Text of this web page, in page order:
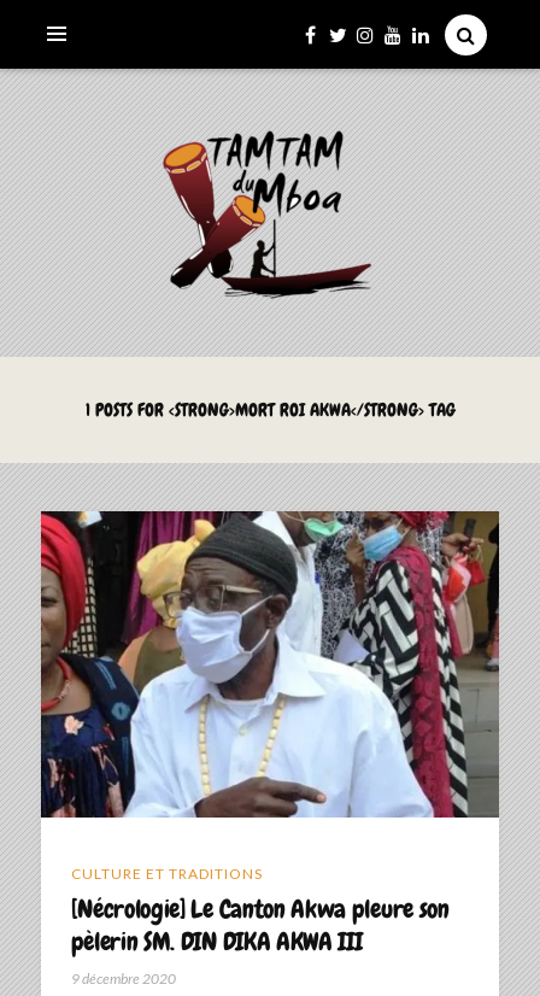
LE TAMTAM DU MBOA
La Culture du Mboa Dévoilée !
1 POSTS FOR <STRONG>MORT ROI AKWA</STRONG> TAG
CULTURE ET TRADITIONS
[Nécrologie] Le Canton Akwa pleure son
pèlerin SM. DIN DIKA AKWA III
9 décembre 2020